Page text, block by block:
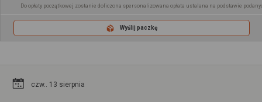
Do opłaty początkowej zostanie doliczona spersonalizowana opłata ustalana na podstawie
Wyślij paczkę
czw.. 13 sierpnia